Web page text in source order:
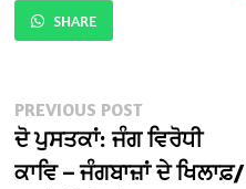
SHARE
Post
navigation
PREVIOUS POSTPrevious
post:
ਦੋ ਪੁਸਤਕਾਂ: ਜੰਗ ਵਿਰੋਧੀ
ਕਾਵਿ – ਜੰਗਬਾਜ਼ਾਂ ਦੇ ਖਿਲਾਫ਼/